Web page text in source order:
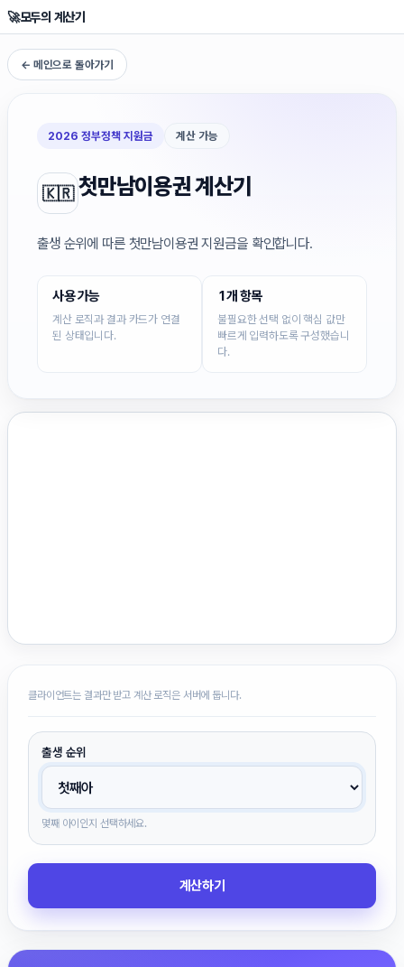
🚀모두의 계산기
← 메인으로 돌아가기
2026 정부정책 지원금 계산 가능
🇰🇷 첫만남이용권 계산기
출생 순위에 따른 첫만남이용권 지원금을 확인합니다.
사용 가능
계산 로직과 결과 카드가 연결
된 상태입니다.
1개 항목
불필요한 선택 없이 핵심 값만
빠르게 입력하도록 구성했습니
다.
클라이언트는 결과만 받고 계산 로직은 서버에 둡니다.
출생 순위
몇째 아이인지 선택하세요.
계산하기